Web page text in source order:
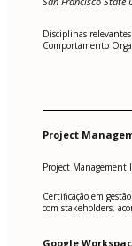
Disciplinas
Comportamento
Project
Project
Certificação em
com stakeholders,
Google